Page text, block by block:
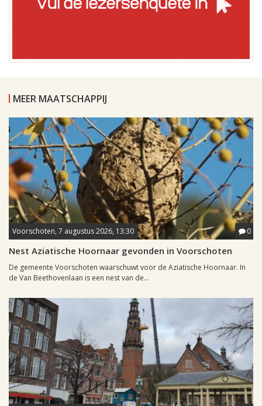
MEER MAATSCHAPPIJ
Voorschoten, 7 augustus 2026, 13:30 0
Nest Aziatische Hoornaar gevonden in Voorschoten
De gemeente Voorschoten waarschuwt voor de Aziatische Hoornaar. In
de Van Beethovenlaan is een nest van de...